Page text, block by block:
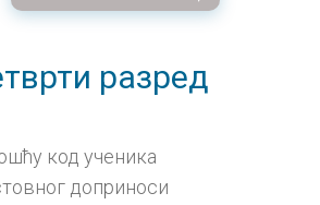
разред
код ученика
доприноси